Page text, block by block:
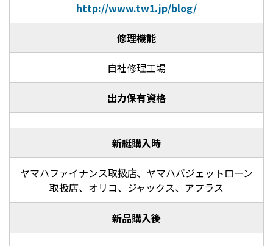
http://www.tw1.jp/blog/
修理機能
自社修理工場
出力保有資格
新艇購入時
ヤマハファイナンス取扱店、ヤマハバジェットローン
取扱店、オリコ、ジャックス、アプラス
新品購入後